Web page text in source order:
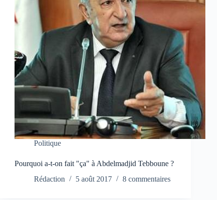
Politique
Pourquoi a-t-on fait "ça" à Abdelmadjid Tebboune ?
Rédaction
5 août 2017 8 commentaires